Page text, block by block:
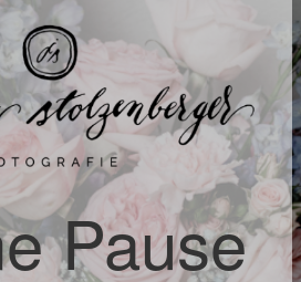
Pause